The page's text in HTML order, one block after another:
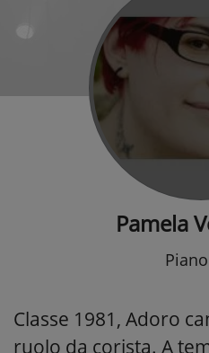
Pamela
Classe 1981, Adoro
ruolo da corista. A